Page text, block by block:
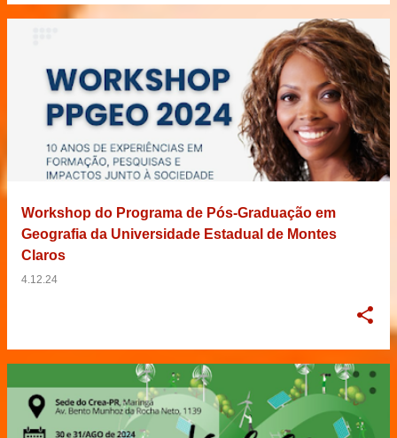
Workshop do Programa de Pós-Graduação em
Geografia da Universidade Estadual de Montes
Claros
4.12.24